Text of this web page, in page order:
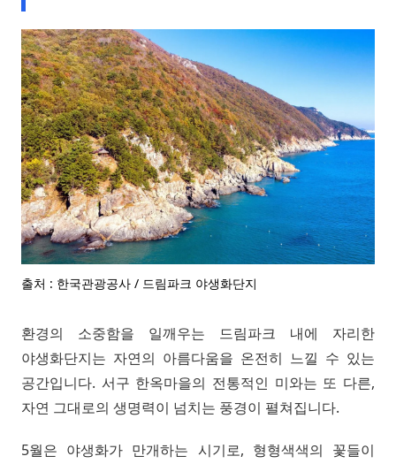
출처 : 한국관광공사 / 드림파크 야생화단지
환경의 소중함을 일깨우는 드림파크 내에 자리한
야생화단지는 자연의 아름다움을 온전히 느낄 수 있는
공간입니다. 서구 한옥마을의 전통적인 미와는 또 다른,
자연 그대로의 생명력이 넘치는 풍경이 펼쳐집니다.
5월은 야생화가 만개하는 시기로, 형형색색의 꽃들이